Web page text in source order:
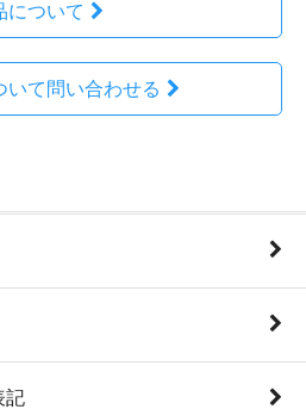
について
いて問い合わせる
記